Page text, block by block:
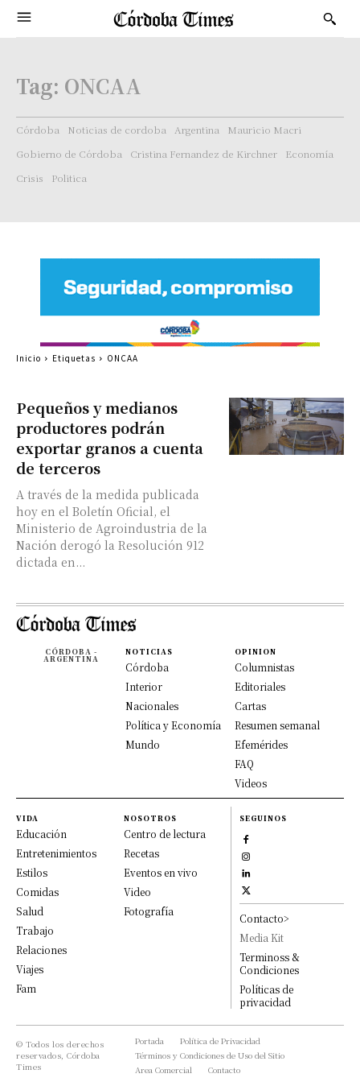
Tag: ONCAA
Córdoba Noticias de cordoba Argentina
Mauricio Macri
Gobierno de Córdoba
Cristina Fernandez de Kirchner
Economía
Crisis
Politica
Pequeños y medianos
productores podrán
exportar granos a cuenta
de terceros
A través de la medida publicada
hoy en el Boletín Oficial, el
Ministerio de Agroindustria de la
Nación derogó la Resolución 912
dictada en...
Inicio Etiquetas ONCAA
CÓRDOBA -
ARGENTINA
NOTICIAS
Córdoba
Interior
Nacionales
Política y Economía
Mundo
OPINION
Columnistas
Editoriales
Cartas
Resumen semanal
Efemérides
FAQ
Videos
VIDA
Educación
Entretenimientos
Estilos
Comidas
Salud
Trabajo
Relaciones
Viajes
Fam
NOSOTROS
Centro de lectura
Recetas
Eventos en vivo
Video
Fotografía
SEGUINOS
Contacto>
Media Kit
Terminoss &
Condiciones
Políticas de
privacidad
© Todos los derechos
reservados, Córdoba
Times
Portada
Política de Privacidad
Términos y Condiciones de Uso del Sitio
Area Comercial
Contacto